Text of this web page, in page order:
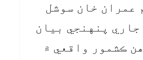
عمران خان سوشل
جاري پنهنجي بيان
ڪشمور واقعي ۾